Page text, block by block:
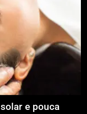
ECONOMIA &
Expansão da